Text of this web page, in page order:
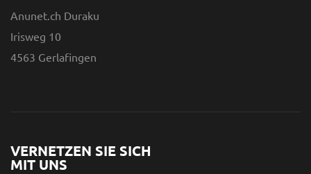
Anunet.ch Duraku
Irisweg 10
4563 Gerlafingen
VERNETZEN SIE SICH
MIT UNS